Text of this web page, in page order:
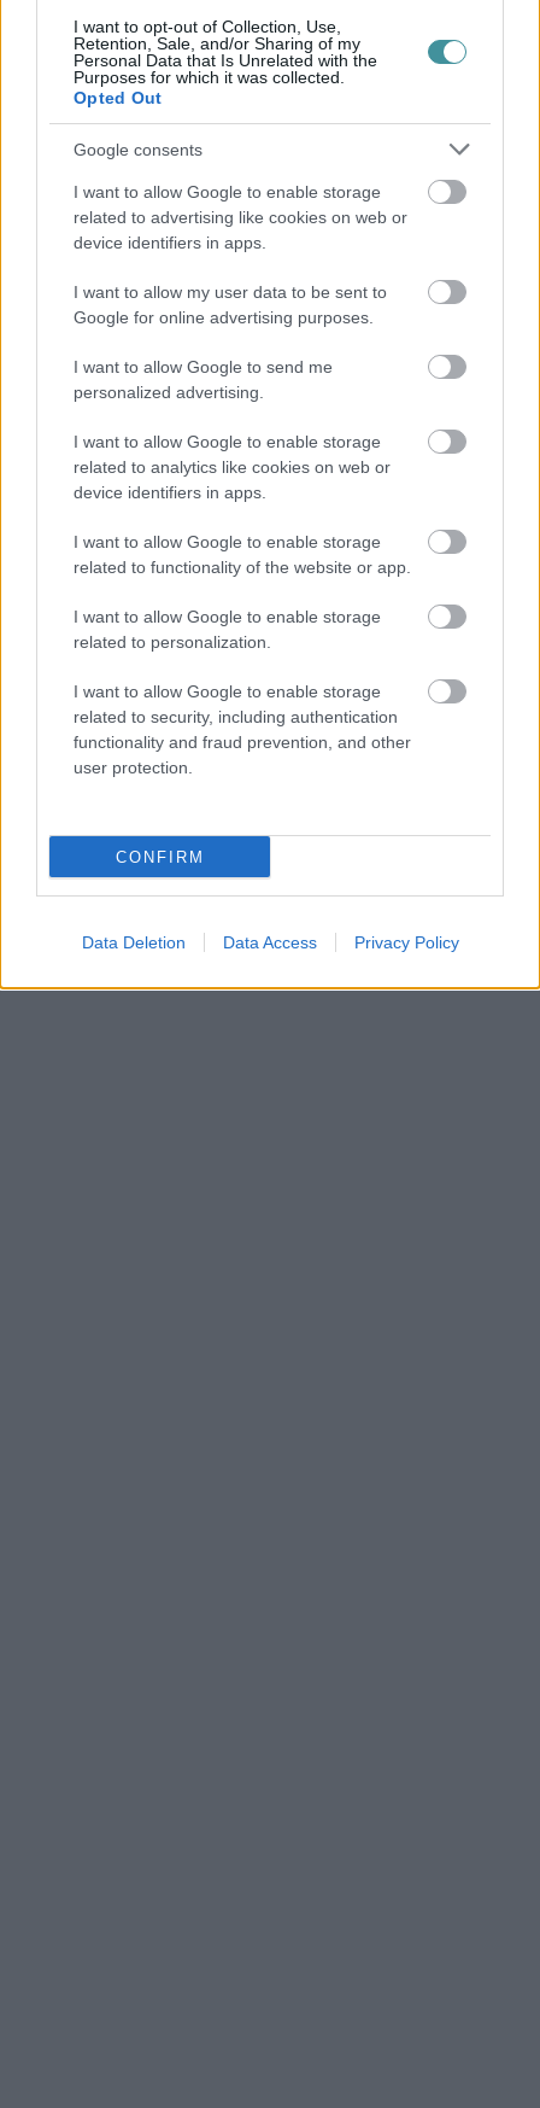
I want to opt-out of Collection, Use,
Retention, Sale, and/or Sharing of my
Personal Data that Is Unrelated with the
Purposes for which it was collected.
Opted Out
Google consents
I want to allow Google to enable storage
related to advertising like cookies on web or
device identifiers in apps.
I want to allow my user data to be sent to
Google for online advertising purposes.
I want to allow Google to send me
personalized advertising.
I want to allow Google to enable storage
related to analytics like cookies on web or
device identifiers in apps.
I want to allow Google to enable storage
related to functionality of the website or app.
I want to allow Google to enable storage
related to personalization.
I want to allow Google to enable storage
related to security, including authentication
functionality and fraud prevention, and other
user protection.
CONFIRM
Data Deletion Data Access Privacy Policy